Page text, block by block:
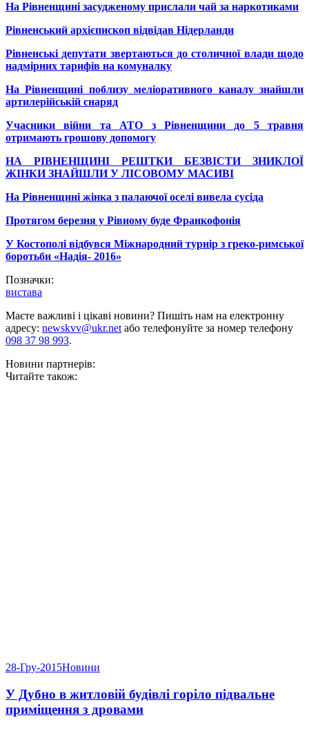
На Рівненщині засудженому прислали чай за наркотиками
Рівненський архієпископ відвідав Нідерланди
Рівненські депутати звертаються до столичної влади щодо
надмірних тарифів на комуналку
На Рівненщині поблизу меліоративного каналу знайшли
артилерійській снаряд
Учасники війни та АТО з Рівненщини до 5 травня
отримають грошову допомогу
НА РІВНЕНЩИНІ РЕШТКИ БЕЗВІСТИ ЗНИКЛОЇ
ЖІНКИ ЗНАЙШЛИ У ЛІСОВОМУ МАСИВІ
На Рівненщині жінка з палаючої оселі вивела сусіда
Протягом березня у Рівному буде Франкофонія
У Костополі відбувся Міжнародний турнір з греко-римської
боротьби «Надія- 2016»
Позначки:
вистава
Маєте важливі і цікаві новини? Пишіть нам на електронну
адресу: newskvv@ukr.netабо телефонуйте за номер телефону
098 37 98 993.
Новини партнерів:
Читайте також:
28-Гру-2015Новини
У Дубно в житловій будівлі горіло підвальне
приміщення з дровами